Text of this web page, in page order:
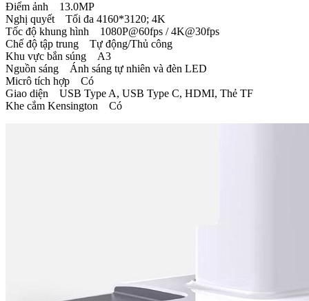
Điểm ảnh 13.0MP
Nghị quyết Tối đa 4160*3120; 4K
Tốc độ khung hình 1080P@60fps / 4K@30fps
Chế độ tập trung Tự động/Thủ công
Khu vực bắn súng A3
Nguồn sáng Ánh sáng tự nhiên và đèn LED
Micrô tích hợp Có
Giao diện USB Type A, USB Type C, HDMI, Thẻ TF
Khe cắm Kensington Có